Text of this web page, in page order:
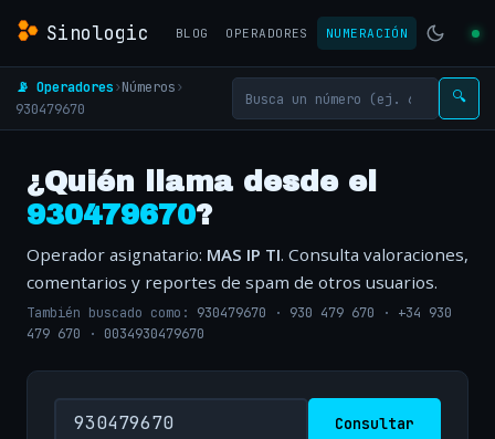
Sinologic BLOG OPERADORES NUMERACIÓN
📡 Operadores›Números›
930479670
🔍
¿Quién llama desde el
930479670?
Operador asignatario: MAS IP TI. Consulta valoraciones,
comentarios y reportes de spam de otros usuarios.
También buscado como: 930479670 · 930 479 670 · +34 930
479 670 · 0034930479670
Consultar